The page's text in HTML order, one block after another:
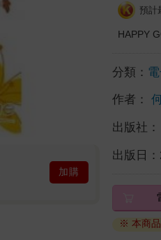
加購
預計
HAPPY
分類：
作者：
出版社：
出版日：
※ 本商品